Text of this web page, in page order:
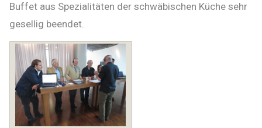
Buffet aus Spezialitäten der schwäbischen Küche sehr
gesellig beendet.